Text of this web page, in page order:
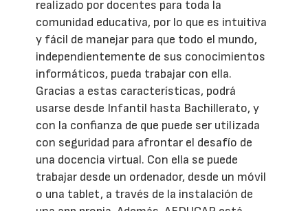
realizado por docentes para toda la
comunidad educativa, por lo que es intuitiva
y fácil de manejar para que todo el mundo,
independientemente de sus conocimientos
informáticos, pueda trabajar con ella.
Gracias a estas características, podrá
usarse desde Infantil hasta Bachillerato, y
con la confianza de que puede ser utilizada
con seguridad para afrontar el desafío de
una docencia virtual. Con ella se puede
trabajar desde un ordenador, desde un móvil
o una tablet, a través de la instalación de